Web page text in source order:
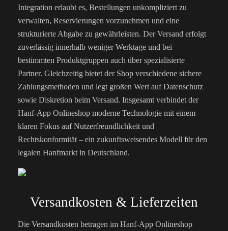
Integration erlaubt es, Bestellungen unkompliziert zu
verwalten, Reservierungen vorzunehmen und eine
strukturierte Abgabe zu gewährleisten. Der Versand erfolgt
zuverlässig innerhalb weniger Werktage und bei
bestimmten Produktgruppen auch über spezialisierte
Partner. Gleichzeitig bietet der Shop verschiedene sichere
Zahlungsmethoden und legt großen Wert auf Datenschutz
sowie Diskretion beim Versand. Insgesamt verbindet der
Hanf-App Onlineshop moderne Technologie mit einem
klaren Fokus auf Nutzerfreundlichkeit und
Rechtskonformität – ein zukunftsweisendes Modell für den
legalen Hanfmarkt in Deutschland.
Versandkosten & Lieferzeiten
Die Versandkosten betragen im Hanf-App Onlineshop